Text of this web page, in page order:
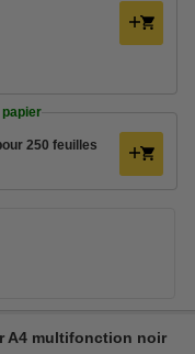
papier
250 feuilles
A4 multifonction noir